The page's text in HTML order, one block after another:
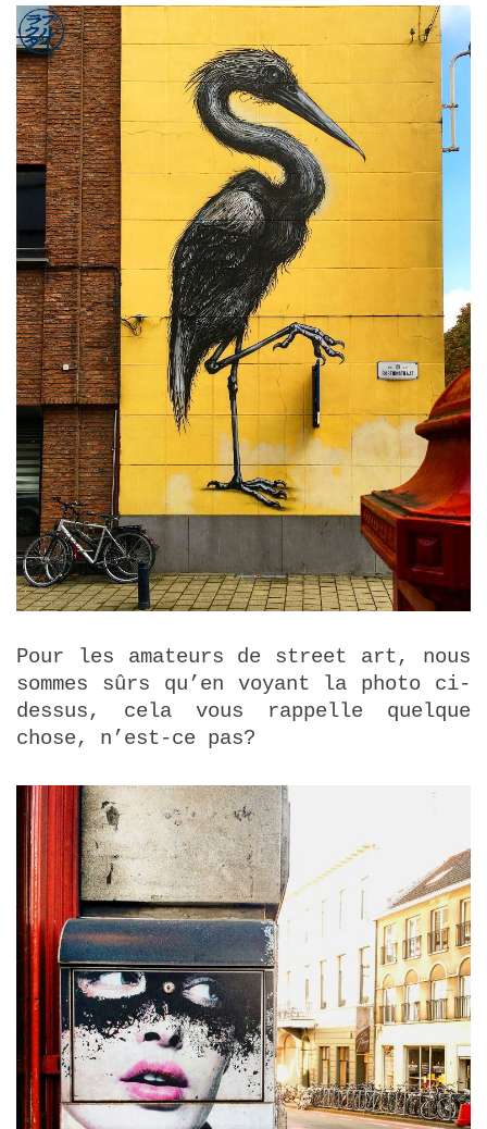
Pour les amateurs de street art, nous
sommes sûrs qu’en voyant la photo ci-
dessus, cela vous rappelle quelque
chose, n’est-ce pas?